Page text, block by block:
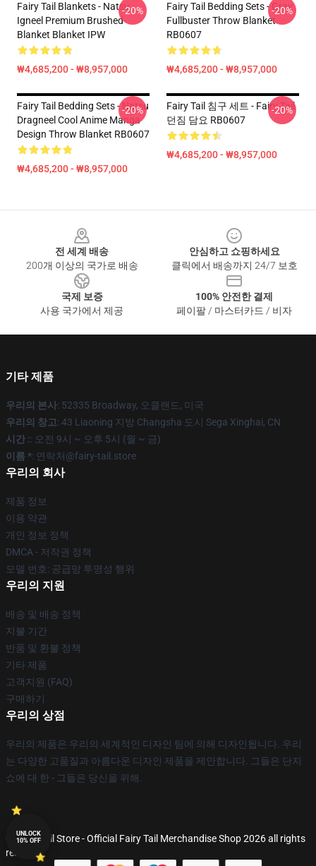
Fairy Tail Blankets - Natsu
Igneel Premium Brushed
Blanket Blanket IPW
₩4,685,200 - ₩8,957,000
-20%
Fairy Tail Bedding Sets - Gray
Fullbuster Throw Blanket
RB0607
₩4,685,200 - ₩8,957,000
-20%
Fairy Tail Bedding Sets - Natsu
Dragneel Cool Anime Manga
Design Throw Blanket RB0607
₩4,685,200 - ₩8,957,000
-20%
Fairy Tail 침구 세트 - Fairy Tail
던짐 담요 RB0607
₩4,685,200 - ₩8,957,000
-20%
전 세계 배송
200개 이상의 국가로 배송
안심하고 쇼핑하세요
클릭에서 배송까지 24/7 보호
국제 보증
사용 국가에서 제공
100% 안전한 결제
페이팔 / 마스터카드 / 비자
기타 제품
우리의 본사: 52335 Broadway, 오클랜드, 미국
우리의 창고: 43 Liaoning 지방 Changsha 도시 Sega Xinghai, CN
시간 :: 오전 9시 ~ 오후 5시 (월 ~ 금)
이름 *: 연락처@fairy-tail.store
우리의 회사
제품 정보
이용 약관
개인 정보 정책
DMCA - 저작권 정책
모델 번호: 공급망 투명성 행위
우리의 지원
배송 및 배송 정책
지불 기간
반품 및 환불 정책
기타 제품
고객지원 (FAQ)
구매하기
우리의 상점
우리의 제품은 우리의 세계적인 디자인 팀에 의해 디자인됩니다. 우리
는 다양한 고품질과 아름다운 디자인 제품을 제안합니다. 그들은 단지
쇼에 대 한 - 그들은 당신을 위해.
© Fairy Tail Store - Official Fairy Tail Merchandise Shop 2026 all rights
reserved
UNLOCK
10% OFF